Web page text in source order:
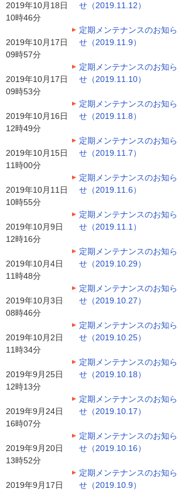
2019年10月18日
10時46分
せ（2019.11.12）
2019年10月17日
09時57分
定期メンテナンスのお知ら
せ（2019.11.9）
2019年10月17日
09時53分
定期メンテナンスのお知ら
せ（2019.11.10）
2019年10月16日
12時49分
定期メンテナンスのお知ら
せ（2019.11.8）
2019年10月15日
11時00分
定期メンテナンスのお知ら
せ（2019.11.7）
2019年10月11日
10時55分
定期メンテナンスのお知ら
せ（2019.11.6）
2019年10月9日
12時16分
定期メンテナンスのお知ら
せ（2019.11.1）
2019年10月4日
11時48分
定期メンテナンスのお知ら
せ（2019.10.29）
2019年10月3日
08時46分
定期メンテナンスのお知ら
せ（2019.10.27）
2019年10月2日
11時34分
定期メンテナンスのお知ら
せ（2019.10.25）
2019年9月25日
12時13分
定期メンテナンスのお知ら
せ（2019.10.18）
2019年9月24日
16時07分
定期メンテナンスのお知ら
せ（2019.10.17）
2019年9月20日
13時52分
定期メンテナンスのお知ら
せ（2019.10.16）
2019年9月17日
定期メンテナンスのお知ら
せ（2019.10.9）